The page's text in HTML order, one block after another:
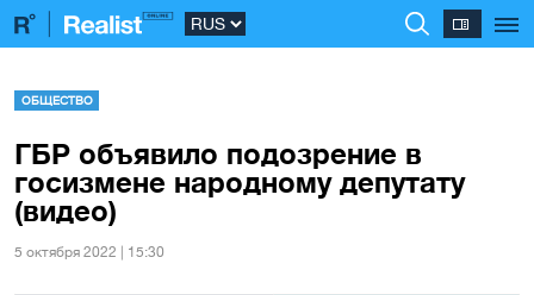
ОБЩЕСТВО
ГБР объявило подозрение в
госизмене народному депутату
(видео)
5 октября 2022 | 15:30